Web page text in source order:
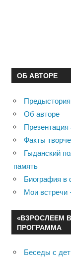
ОБ АВТОРЕ
Об авторе
Презентация
Факты
Гыданский
память
Биография в
Мои встречи
«ВЗРОСЛЕЕМ
ПРОГРАММА
Беседы с